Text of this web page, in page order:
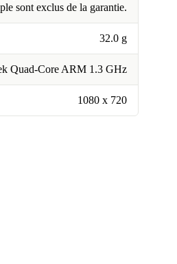
sont exclus de la garantie.
32.0 g
Quad-Core ARM 1.3 GHz
1080 x 720